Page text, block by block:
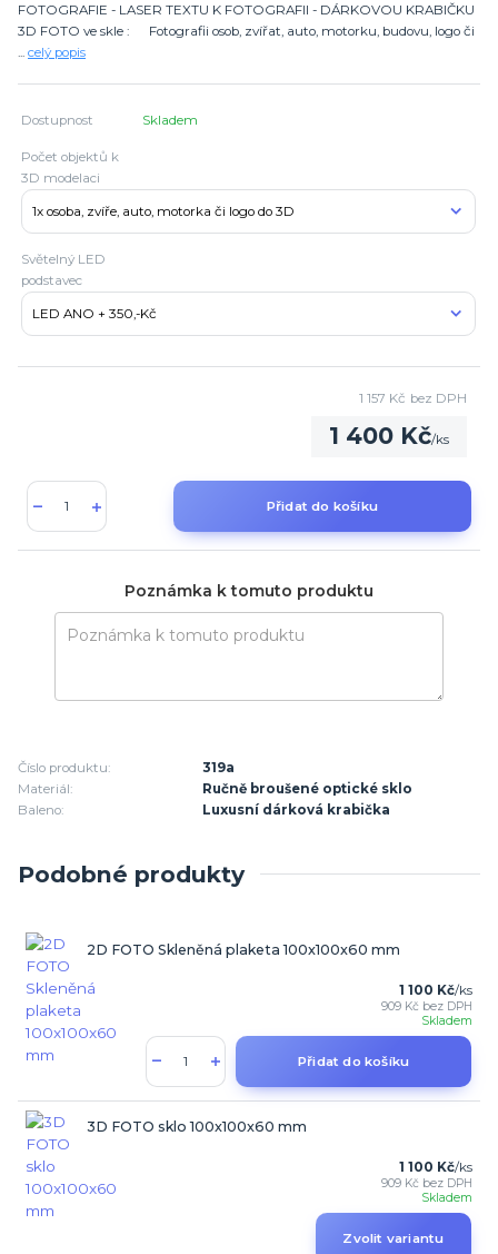
FOTOGRAFIE - LASER TEXTU K FOTOGRAFII - DÁRKOVOU KRABIČKU
3D FOTO ve skle : Fotografii osob, zvířat, auto, motorku, budovu, logo či
... celý popis
Dostupnost Skladem
Počet objektů k
3D modelaci
Světelný LED
podstavec
1 400 Kč/ks
1 157 Kč bez DPH
Přidat do košíku
Poznámka k tomuto produktu
Číslo produktu:
319a
Materiál:
Ručně broušené optické sklo
Baleno:
Luxusní dárková krabička
Podobné produkty
2D FOTO Skleněná plaketa 100x100x60 mm
1 100 Kč/ks
909 Kč bez DPH
Skladem
Přidat do košíku
3D FOTO sklo 100x100x60 mm
1 100 Kč/ks
909 Kč bez DPH
Skladem
Zvolit variantu